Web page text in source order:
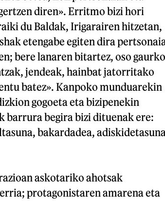
diren». Erritmo bizi hori
du Baldak, Irigarairen hitzetan,
etengabe egiten dira
bere lanaren bitartez, oso gaurko
jendeak, hainbat jatorritako
batez». Kanpoko munduarekin
gogoeta eta bizipenekin
barrura begira bizi dituenak ere:
bakardadea,
askotariko ahotsak
protagonistaren amarena eta